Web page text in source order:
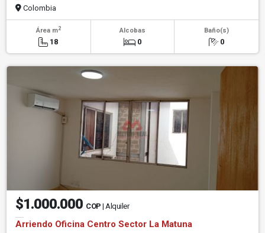
Colombia
Área m2
18
Alcobas
0
Baño(s)
0
$1.000.000 COP | Alquiler
Arriendo Oficina Centro Sector La Matuna